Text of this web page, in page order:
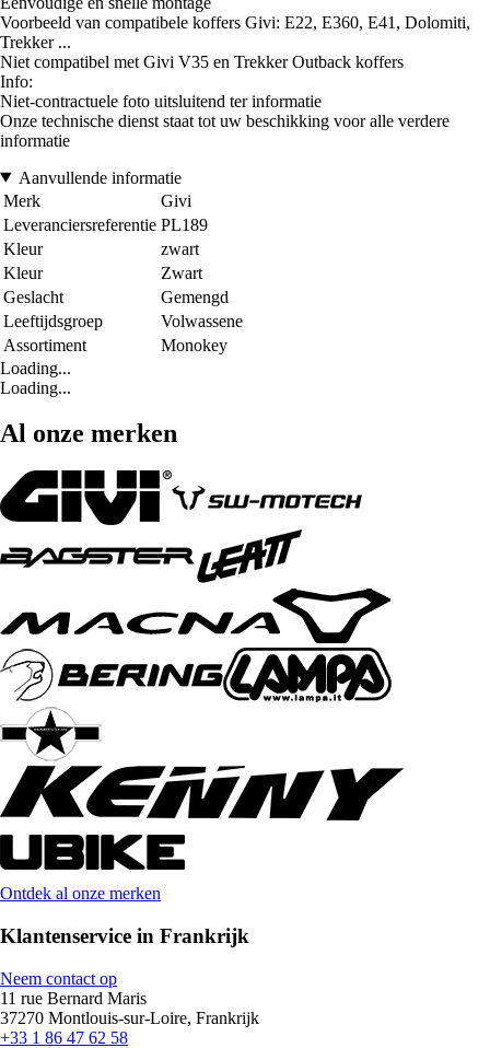
Voorbeeld van compatibele koffers Givi: E22, E360, E41, Dolomiti,
Trekker ...
Niet compatibel met Givi V35 en Trekker Outback koffers
Info:
Niet-contractuele foto uitsluitend ter informatie
Onze technische dienst staat tot uw beschikking voor alle verdere
informatie
Aanvullende informatie
Merk
Givi
Leveranciersreferentie PL189
Kleur
zwart
Kleur
Zwart
Geslacht
Gemengd
Leeftijdsgroep
Volwassene
Assortiment
Monokey
Loading...
Loading...
Al onze merken
Ontdek al onze merken
Klantenservice in Frankrijk
Neem contact op
11 rue Bernard Maris
37270 Montlouis-sur-Loire, Frankrijk
+33 1 86 47 62 58